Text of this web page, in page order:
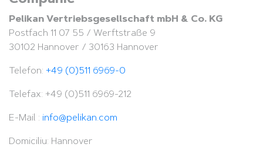
Pelikan Vertriebsgesellschaft mbH & Co. KG
Postfach 11 07 55 / Werftstraße 9
30102 Hannover / 30163 Hannover
Telefon: +49 (0)511 6969-0
Telefax: +49 (0)511 6969-212
E-Mail : info@pelikan.com
Domiciliu: Hannover